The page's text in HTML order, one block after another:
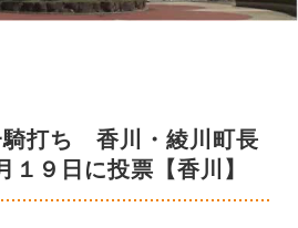
騎打ち 香川・綾川町長
９日に投票【香川】